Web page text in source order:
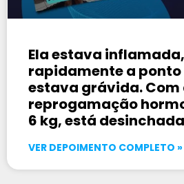
Ela estava
rapidamente a ponto
estava grávida. Com
reprogamação
6 kg, está
VER DEPOIMENTO COMPLETO »